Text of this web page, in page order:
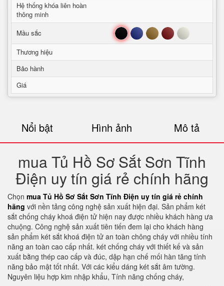
Hệ thống khóa liên hoàn
thông minh
Mầu sắc
Đen Xanh Nâu Đỏ Trắng
Thương hiệu
Bảo hành
Giá
Nổi bật Hình ảnh Mô tả
mua Tủ Hồ Sơ Sắt Sơn Tĩnh
Điện uy tín giá rẻ chính hãng
Chọn mua Tủ Hồ Sơ Sắt Sơn Tĩnh Điện uy tín giá rẻ chính
hãng với nền tảng công nghệ sản xuất hiện đại. Sản phẩm két
sắt chống cháy khoá điện tử hiện nay được nhiều khách hàng ưa
chuộng. Công nghệ sản xuất tiên tiến đem lại cho khách hàng
sản phẩm két sắt khoá điện tử an toàn chông cháy với nhiều tính
năng an toàn cao cấp nhất. két chống cháy với thiết kế và sản
xuất bằng thép cao cấp và đúc, dập hạn chế mối hàn tăng tính
năng bảo mật tốt nhất. Với các kiểu dáng két sắt âm tường.
Nguyên liệu hợp kim nhập khẩu, Tính năng chống cháy,